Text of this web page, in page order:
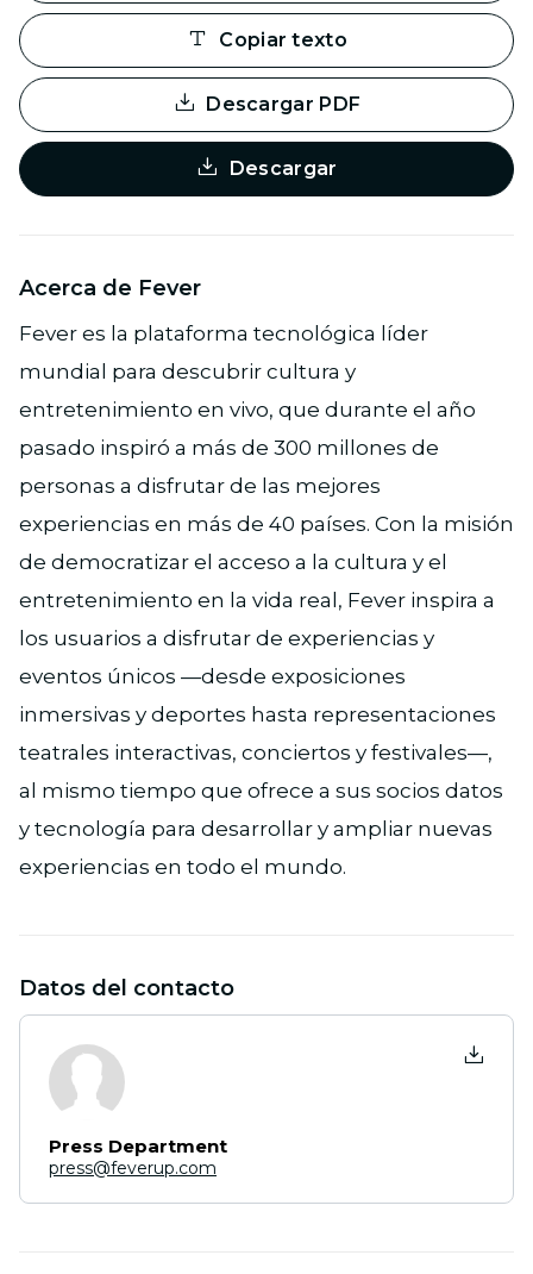
Copiar texto
Descargar PDF
Descargar
Acerca de Fever
Fever es la plataforma tecnológica líder
mundial para descubrir cultura y
entretenimiento en vivo, que durante el año
pasado inspiró a más de 300 millones de
personas a disfrutar de las mejores
experiencias en más de 40 países. Con la misión
de democratizar el acceso a la cultura y el
entretenimiento en la vida real, Fever inspira a
los usuarios a disfrutar de experiencias y
eventos únicos —desde exposiciones
inmersivas y deportes hasta representaciones
teatrales interactivas, conciertos y festivales—,
al mismo tiempo que ofrece a sus socios datos
y tecnología para desarrollar y ampliar nuevas
experiencias en todo el mundo.
Datos del contacto
Press Department
press@feverup.com